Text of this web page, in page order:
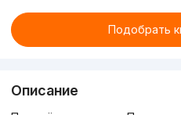
Подобрать
Описание